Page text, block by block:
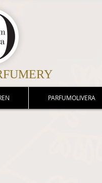
PARFUMOLIVERA